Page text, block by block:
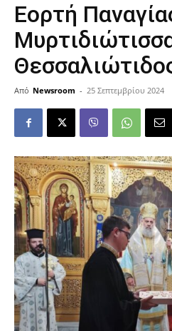
Εορτή
Από Newsroom - 25 Σεπτεμβρίου 2024